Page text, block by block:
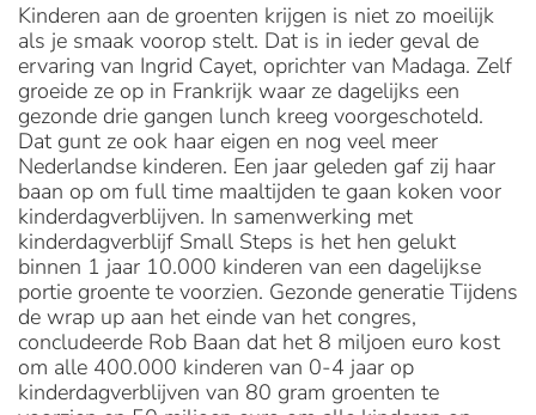
Kinderen aan de groenten krijgen is niet zo moeilijk
als je smaak voorop stelt. Dat is in ieder geval de
ervaring van Ingrid Cayet, oprichter van Madaga. Zelf
groeide ze op in Frankrijk waar ze dagelijks een
gezonde drie gangen lunch kreeg voorgeschoteld.
Dat gunt ze ook haar eigen en nog veel meer
Nederlandse kinderen. Een jaar geleden gaf zij haar
baan op om full time maaltijden te gaan koken voor
kinderdagverblijven. In samenwerking met
kinderdagverblijf Small Steps is het hen gelukt
binnen 1 jaar 10.000 kinderen van een dagelijkse
portie groente te voorzien. Gezonde generatie Tijdens
de wrap up aan het einde van het congres,
concludeerde Rob Baan dat het 8 miljoen euro kost
om alle 400.000 kinderen van 0-4 jaar op
kinderdagverblijven van 80 gram groenten te